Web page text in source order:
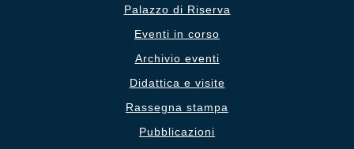
Palazzo di Riserva
Eventi in corso
Archivio eventi
Didattica e visite
Rassegna stampa
Pubblicazioni